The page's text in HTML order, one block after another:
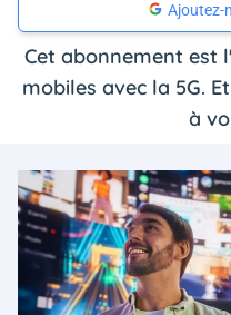
Ajoutez-
Cet abonnement est
mobiles avec la 5G.
à